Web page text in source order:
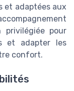
et adaptées aux
pour
et adapter les
confort.